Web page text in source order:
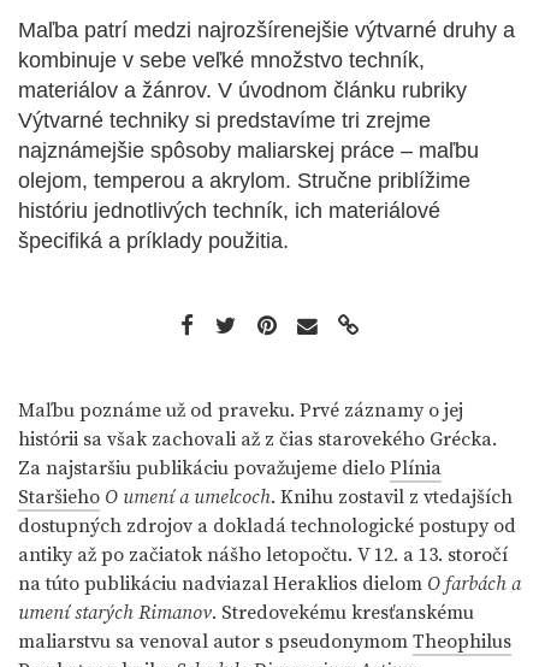
Maľba patrí medzi najrozšírenejšie výtvarné druhy a
kombinuje v sebe veľké množstvo techník,
materiálov a žánrov. V úvodnom článku rubriky
Výtvarné techniky si predstavíme tri zrejme
najznámejšie spôsoby maliarskej práce – maľbu
olejom, temperou a akrylom. Stručne priblížime
históriu jednotlivých techník, ich materiálové
špecifiká a príklady použitia.
Maľbu poznáme už od praveku. Prvé záznamy o jej
histórii sa však zachovali až z čias starovekého Grécka.
Za najstaršiu publikáciu považujeme dielo Plínia
Staršieho O umení a umelcoch. Knihu zostavil z vtedajších
dostupných zdrojov a dokladá technologické postupy od
antiky až po začiatok nášho letopočtu. V 12. a 13. storočí
na túto publikáciu nadviazal Heraklios dielom O farbách a
umení starých Rimanov. Stredovekému kresťanskému
maliarstvu sa venoval autor s pseudonymom Theophilus